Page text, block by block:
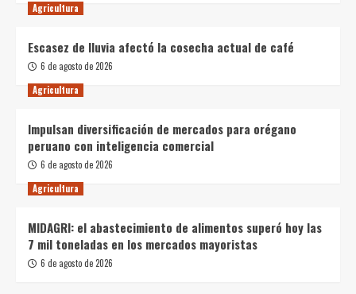
Agricultura
Escasez de lluvia afectó la cosecha actual de café
6 de agosto de 2026
Agricultura
Impulsan diversificación de mercados para orégano
peruano con inteligencia comercial
6 de agosto de 2026
Agricultura
MIDAGRI: el abastecimiento de alimentos superó hoy las
7 mil toneladas en los mercados mayoristas
6 de agosto de 2026